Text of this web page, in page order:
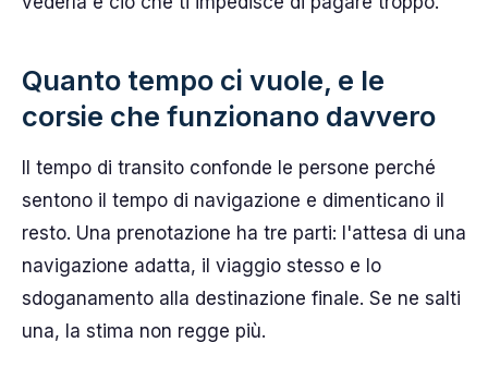
Quanto tempo ci vuole, e le
corsie che funzionano davvero
Il tempo di transito confonde le persone perché
sentono il tempo di navigazione e dimenticano il
resto. Una prenotazione ha tre parti: l'attesa di una
navigazione adatta, il viaggio stesso e lo
sdoganamento alla destinazione finale. Se ne salti
una, la stima non regge più.